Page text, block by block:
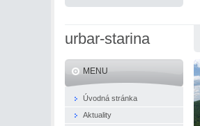
urbar-starina
MENU
Úvodná stránka
Aktuality